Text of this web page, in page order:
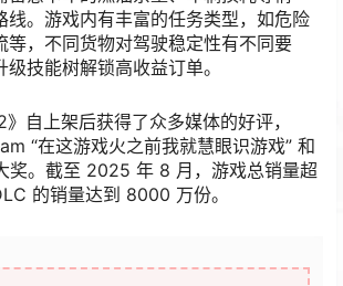
线。游戏内有丰富的任务类型，如危险
等，不同货物对驾驶稳定性有不同要
技能树解锁高收益订单。
》自上架后获得了众多媒体的好评，
“在这游戏火之前我就慧眼识游戏” 和
奖。截至 2025 年 8 月，游戏总销量超
的销量达到 8000 万份。